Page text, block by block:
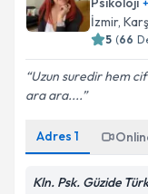
+
İzmir,
5 (66
Uzun suredir hem
ara ara....
Adres 1
Kln. Psk. Güzide